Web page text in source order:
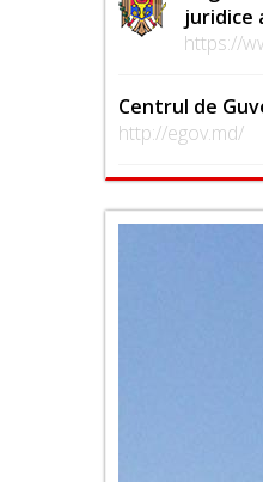
juridice
https://
Centrul de
http://egov.md/